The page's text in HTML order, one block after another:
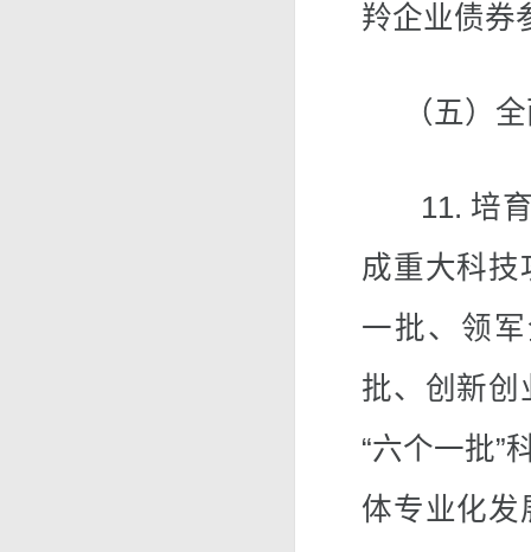
羚企业债券
（五）全
11. 培育
成重大科
一批、领
批、创新创
“六个一批”
体专业化发